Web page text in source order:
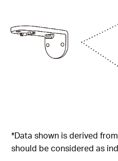
*Data shown is derived
should be considered as